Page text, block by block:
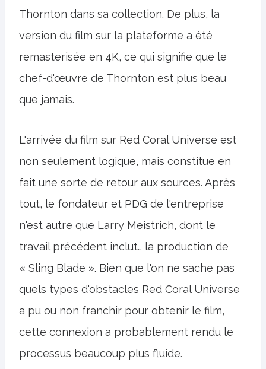
Thornton dans sa collection. De plus, la
version du film sur la plateforme a été
remasterisée en 4K, ce qui signifie que le
chef-d'œuvre de Thornton est plus beau
que jamais.
L'arrivée du film sur Red Coral Universe est
non seulement logique, mais constitue en
fait une sorte de retour aux sources. Après
tout, le fondateur et PDG de l'entreprise
n'est autre que Larry Meistrich, dont le
travail précédent inclut… la production de
« Sling Blade ». Bien que l'on ne sache pas
quels types d'obstacles Red Coral Universe
a pu ou non franchir pour obtenir le film,
cette connexion a probablement rendu le
processus beaucoup plus fluide.